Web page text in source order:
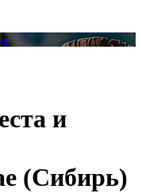
и
(Сибирь)